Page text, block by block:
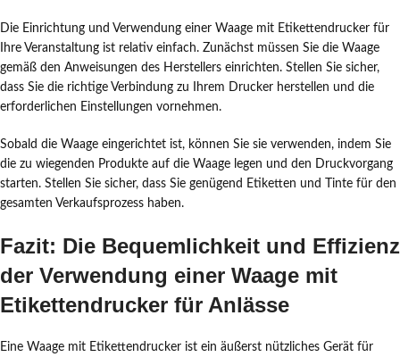
Die Einrichtung und Verwendung einer Waage mit Etikettendrucker für
Ihre Veranstaltung ist relativ einfach. Zunächst müssen Sie die Waage
gemäß den Anweisungen des Herstellers einrichten. Stellen Sie sicher,
dass Sie die richtige Verbindung zu Ihrem Drucker herstellen und die
erforderlichen Einstellungen vornehmen.
Sobald die Waage eingerichtet ist, können Sie sie verwenden, indem Sie
die zu wiegenden Produkte auf die Waage legen und den Druckvorgang
starten. Stellen Sie sicher, dass Sie genügend Etiketten und Tinte für den
gesamten Verkaufsprozess haben.
Fazit: Die Bequemlichkeit und Effizienz
der Verwendung einer Waage mit
Etikettendrucker für Anlässe
Eine Waage mit Etikettendrucker ist ein äußerst nützliches Gerät für